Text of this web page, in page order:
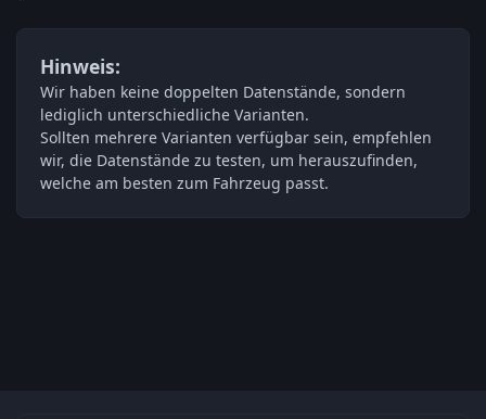
Hinweis:
Wir haben keine doppelten Datenstände, sondern
lediglich unterschiedliche Varianten.
Sollten mehrere Varianten verfügbar sein, empfehlen
wir, die Datenstände zu testen, um herauszufinden,
welche am besten zum Fahrzeug passt.